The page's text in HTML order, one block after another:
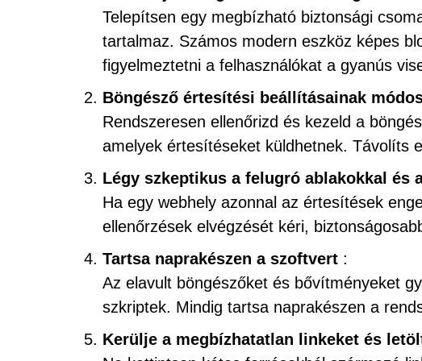
Telepítsen egy megbízható biztonsági
tartalmaz. Számos modern eszköz képes
figyelmeztetni a felhasználókat a gyanús
Böngésző értesítési beállításainak
Rendszeresen ellenőrizd és kezeld a
amelyek értesítéseket küldhetnek. Távolíts
Légy szkeptikus a felugró ablakokkal és
Ha egy webhely azonnal az értesítések
ellenőrzések elvégzését kéri,
Tartsa naprakészen a szoftvert :
Az elavult böngészőket és bővítményeket
szkriptek. Mindig tartsa naprakészen a
Kerülje a megbízhatatlan linkeket és